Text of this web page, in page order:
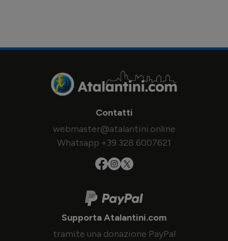
Contatti
webmaster@atalantini.online
Whatsapp +39 328 6007621
Supporta Atalantini.com
tramite una donazione PayPal